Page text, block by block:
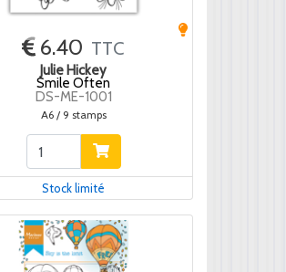
6.40 TTC
Julie Hickey
Smile Often
DS-ME-1001
A6 / 9 stamps
Stock limité